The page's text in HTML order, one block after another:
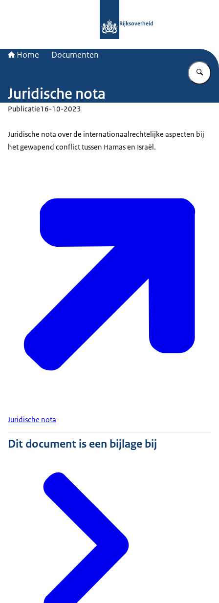
Rijksoverheid
Home Documenten
Juridische nota
Publicatie16-10-2023
Juridische nota over de internationaalrechtelijke aspecten bij
het gewapend conflict tussen Hamas en Israël.
Juridische nota
Dit document is een bijlage bij